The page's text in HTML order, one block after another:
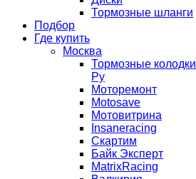
Тормозные шланги
Подбор
Где купить
Москва
Тормозные колодки
Ру
Моторемонт
Motosave
Мотовитрина
Insaneracing
Скартим
Байк Эксперт
MatrixRacing